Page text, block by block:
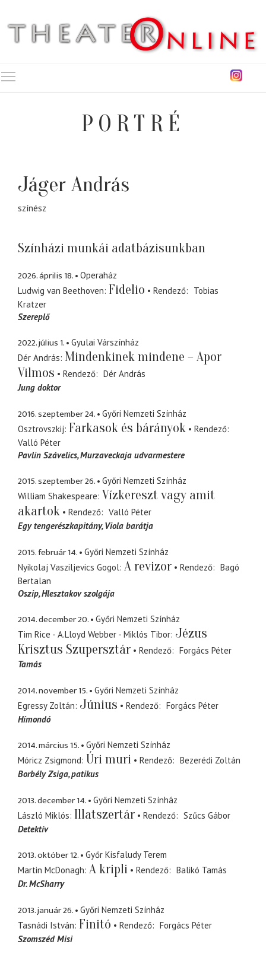
PORTRÉ
Jáger András
színész
Színházi munkái adatbázisunkban
2026. április 18.
Operaház
Ludwig van Beethoven Fidelio Rendező
Tobias
Kratzer
Szereplő
2022. július 1.
Gyulai Várszínház
Dér András Mindenkinek mindene – Apor
Vilmos
Rendező
Dér András
Jung doktor
2016. szeptember 24.
Győri Nemzeti Színház
Osztrovszkij Farkasok és bárányok
Rendező
Valló Péter
Pavlin Szávelics Murzaveckaja udvarmestere
2015. szeptember 26.
Győri Nemzeti Színház
William Shakespeare Vízkereszt vagy amit
akartok
Rendező
Valló Péter
Egy tengerészkapitány Viola barátja
2015. február 14.
Győri Nemzeti Színház
Nyikolaj Vasziljevics Gogol A revizor Rendező
Bagó
Bertalan
Oszip Hlesztakov szolgája
2014. december 20.
Győri Nemzeti Színház
Tim Rice - A.Lloyd Webber - Miklós Tibor Jézus
Krisztus Szupersztár
Rendező
Forgács Péter
Tamás
2014. november 15.
Győri Nemzeti Színház
Egressy Zoltán Június Rendező
Forgács Péter
Hímondó
2014. március 15.
Győri Nemzeti Színház
Móricz Zsigmond Úri muri Rendező
Bezerédi Zoltán
Borbély Zsiga patikus
2013. december 14.
Győri Nemzeti Színház
László Miklós Illatszertár Rendező
Szűcs Gábor
Detektív
2013. október 12.
Győr Kisfaludy Terem
Martin McDonagh A kripli Rendező
Balikó Tamás
Dr. McSharry
2013. január 26.
Győri Nemzeti Színház
Tasnádi István Finitó Rendező
Forgács Péter
Szomszéd Misi